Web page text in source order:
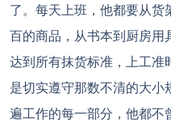
了。每天上班，他都要从
百的商品，从书本到厨房用
达到所有抹货标准，上工
是切实遵守那数不清的大
遍工作的每一部分，他都不